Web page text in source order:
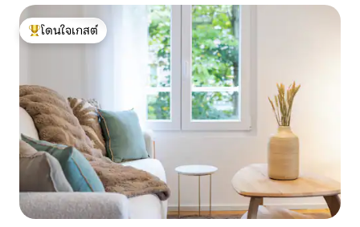
โดนใจเกสต์ที่สุด
โดนใจเกสต์